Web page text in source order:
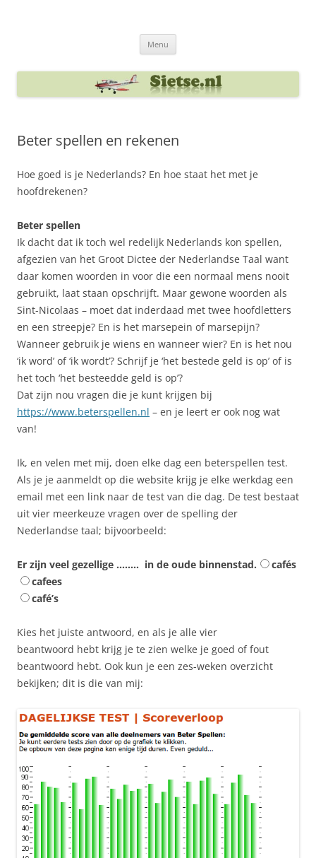
Menu
Beter spellen en rekenen
Hoe goed is je Nederlands? En hoe staat het met je
hoofdrekenen?
Beter spellen
Ik dacht dat ik toch wel redelijk Nederlands kon spellen,
afgezien van het Groot Dictee der Nederlandse Taal want
daar komen woorden in voor die een normaal mens nooit
gebruikt, laat staan opschrijft. Maar gewone woorden als
Sint-Nicolaas – moet dat inderdaad met twee hoofdletters
en een streepje? En is het marsepein of marsepijn?
Wanneer gebruik je wiens en wanneer wier? En is het nou
‘ik word’ of ‘ik wordt’? Schrijf je ‘het bestede geld is op’ of is
het toch ‘het besteedde geld is op’?
Dat zijn nou vragen die je kunt krijgen bij
https://www.beterspellen.nl – en je leert er ook nog wat
van!
Ik, en velen met mij, doen elke dag een beterspellen test.
Als je je aanmeldt op die website krijg je elke werkdag een
email met een link naar de test van die dag. De test bestaat
uit vier meerkeuze vragen over de spelling der
Nederlandse taal; bijvoorbeeld:
Er zijn veel gezellige …….. in de oude binnenstad.
cafés
cafees
café’s
Kies het juiste antwoord, en als je alle vier
beantwoord hebt krijg je te zien welke je goed of fout
beantwoord hebt. Ook kun je een zes-weken overzicht
bekijken; dit is die van mij: